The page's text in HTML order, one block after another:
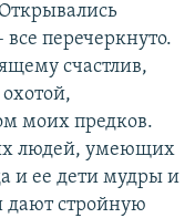
перечеркнуто.
счастлив,
моих предков.
людей, умеющих
и ее дети мудры и
стройную